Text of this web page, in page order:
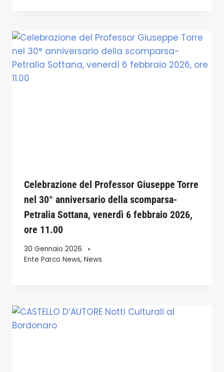
Celebrazione del Professor Giuseppe Torre
nel 30° anniversario della scomparsa-
Petralia Sottana, venerdì 6 febbraio 2026,
ore 11.00
30 Gennaio 2026
Ente Parco News, News